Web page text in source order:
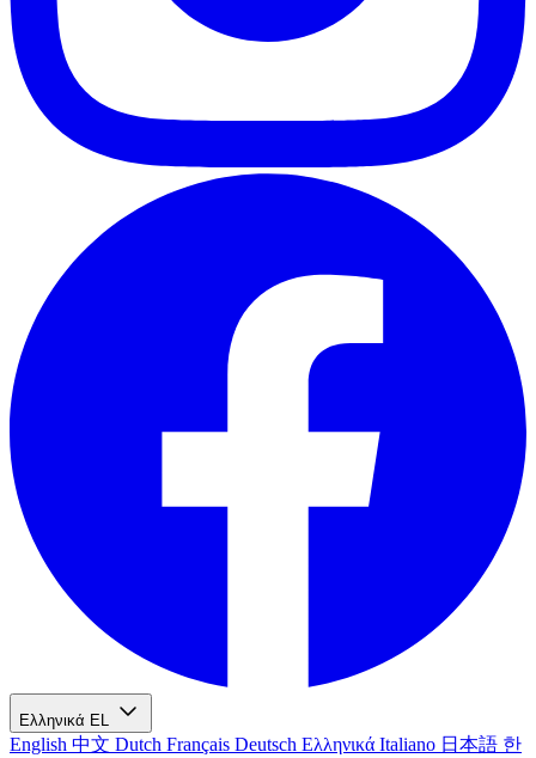
Ελληνικά EL
English 中文 Dutch Français Deutsch Ελληνικά Italiano 日本語 한